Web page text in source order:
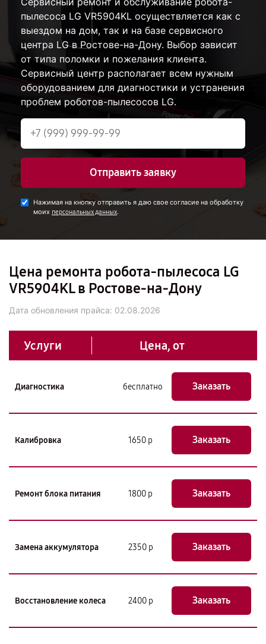
пылесоса LG VR5904KL осуществляется как с
выездом на дом, так и на базе сервисного
центра LG в Ростове-на-Дону. Выбор зависит
от типа поломки и пожелания клиента.
Сервисный центр располагает всем нужным
оборудованием для диагностики и устранения
проблем роботов-пылесосов LG.
Отправить заявку
Нажимая на кнопку отправить я даю свое согласие на обработку
моих персональных данных.
Цена ремонта робота-пылесоса LG
VR5904KL в Ростове-на-Дону
Дата обновления прайса: 02.08.2026
Услуги Цена, от
Диагностика бесплатно Заказать
Калибровка 1650 р Заказать
Ремонт блока питания 1800 р Заказать
Замена аккумулятора 2350 р Заказать
Восстановление колеса 2400 р Заказать